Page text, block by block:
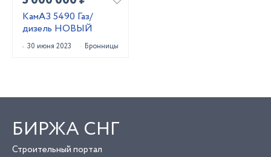
КамАЗ 5490 Газ/
дизель НОВЫЙ
30 июня 2023 Бронницы
БИРЖА СНГ
Строительный портал